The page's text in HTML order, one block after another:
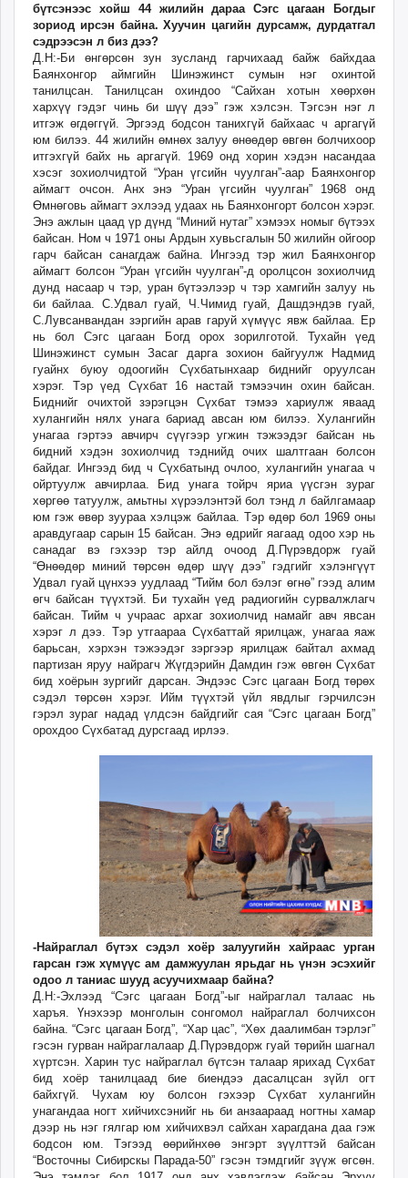
бүтсэнээс хойш 44 жилийн дараа Сэгс цагаан Богдыг
зориод ирсэн байна. Хуучин цагийн дурсамж, дурдатгал
сэдрээсэн л биз дээ?
Д.Н:-Би өнгөрсөн зун зусланд гарчихаад байж байхдаа
Баянхонгор аймгийн Шинэжинст сумын нэг охинтой
танилцсан. Танилцсан охиндоо “Сайхан хотын хөөрхөн
хархүү гэдэг чинь би шүү дээ” гэж хэлсэн. Тэгсэн нэг л
итгэж өгдөггүй. Эргээд бодсон танихгүй байхаас ч аргагүй
юм билээ. 44 жилийн өмнөх залуу өнөөдөр өвгөн болчихоор
итгэхгүй байх нь аргагүй. 1969 онд хорин хэдэн насандаа
хэсэг зохиолчидтой “Уран үгсийн чуулган”-аар Баянхонгор
аймагт очсон. Анх энэ “Уран үгсийн чуулган” 1968 онд
Өмнөговь аймагт эхлээд удаах нь Баянхонгорт болсон хэрэг.
Энэ ажлын цаад үр дүнд “Миний нутаг” хэмээх номыг бүтээх
байсан. Ном ч 1971 оны Ардын хувьсгалын 50 жилийн ойгоор
гарч байсан санагдаж байна. Ингээд тэр жил Баянхонгор
аймагт болсон “Уран үгсийн чуулган”-д оролцсон зохиолчид
дунд насаар ч тэр, уран бүтээлээр ч тэр хамгийн залуу нь
би байлаа. С.Удвал гуай, Ч.Чимид гуай, Дашдэндэв гуай,
С.Лувсанвандан зэргийн арав гаруй хүмүүс явж байлаа. Ер
нь бол Сэгс цагаан Богд орох зорилготой. Тухайн үед
Шинэжинст сумын Засаг дарга зохион байгуулж Надмид
гуайнх буюу одоогийн Сүхбатынхаар биднийг оруулсан
хэрэг. Тэр үед Сүхбат 16 настай тэмээчин охин байсан.
Биднийг очихтой зэрэгцэн Сүхбат тэмээ хариулж яваад
хулангийн нялх унага бариад авсан юм билээ. Хулангийн
унагаа гэртээ авчирч сүүгээр угжин тэжээдэг байсан нь
бидний хэдэн зохиолчид тэднийд очих шалтгаан болсон
байдаг. Ингээд бид ч Сүхбатынд очлоо, хулангийн унагаа ч
ойртуулж авчирлаа. Бид унага тойрч яриа үүсгэн зураг
хөргөө татуулж, амьтны хүрээлэнтэй бол тэнд л байлгамаар
юм гэж өвөр зуураа хэлцэж байлаа. Тэр өдөр бол 1969 оны
аравдугаар сарын 15 байсан. Энэ өдрийг яагаад одоо хэр нь
санадаг вэ гэхээр тэр айлд очоод Д.Пүрэвдорж гуай
“Өнөөдөр миний төрсөн өдөр шүү дээ” гэдгийг хэлэнгүүт
Удвал гуай цүнхээ уудлаад “Тийм бол бэлэг өгнө” гээд алим
өгч байсан түүхтэй. Би тухайн үед радиогийн сурвалжлагч
байсан. Тийм ч учраас архаг зохиолчид намайг авч явсан
хэрэг л дээ. Тэр утгаараа Сүхбаттай ярилцаж, унагаа яаж
барьсан, хэрхэн тэжээдэг зэргээр ярилцаж байтал ахмад
партизан яруу найрагч Жүгдэрийн Дамдин гэж өвгөн Сүхбат
бид хоёрын зургийг дарсан. Эндээс Сэгс цагаан Богд төрөх
сэдэл төрсөн хэрэг. Ийм түүхтэй үйл явдлыг гэрчилсэн
гэрэл зураг надад үлдсэн байдгийг сая “Сэгс цагаан Богд”
орохдоо Сүхбатад дурсгаад ирлээ.
-Найраглал бүтэх сэдэл хоёр залуугийн хайраас урган
гарсан гэж хүмүүс ам дамжуулан ярьдаг нь үнэн эсэхийг
одоо л таниас шууд асуучихмаар байна?
Д.Н:-Эхлээд “Сэгс цагаан Богд”-ыг найраглал талаас нь
харъя. Үнэхээр монголын сонгомол найраглал болчихсон
байна. “Сэгс цагаан Богд”, “Хар цас”, “Хөх даалимбан тэрлэг”
гэсэн гурван найраглалаар Д.Пүрэвдорж гуай төрийн шагнал
хүртсэн. Харин тус найраглал бүтсэн талаар ярихад Сүхбат
бид хоёр танилцаад бие биендээ дасалцсан зүйл огт
байхгүй. Чухам юу болсон гэхээр Сүхбат хулангийн
унагандаа ногт хийчихсэнийг нь би анзаараад ногтны хамар
дээр нь нэг гялгар юм хийчихвэл сайхан харагдана даа гэж
бодсон юм. Тэгээд өөрийнхөө энгэрт зүүлттэй байсан
“Восточны Сибирскы Парада-50” гэсэн тэмдгийг зүүж өгсөн.